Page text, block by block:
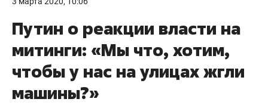
Путин о реакции власти на
митинги: «Мы что, хотим,
чтобы у нас на улицах жгли
машины?»